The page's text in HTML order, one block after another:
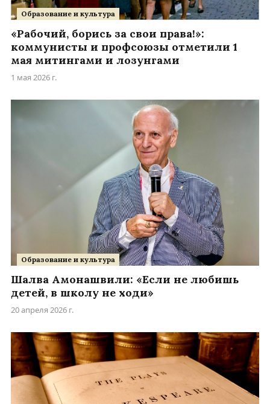
Образование и культура
«Рабочий, борись за свои права!»:
коммунисты и профсоюзы отметили 1
мая митингами и лозунгами
1 мая 2026 г.
Образование и культура
Шалва Амонашвили: «Если не любишь
детей, в школу не ходи»
20 апреля 2026 г.